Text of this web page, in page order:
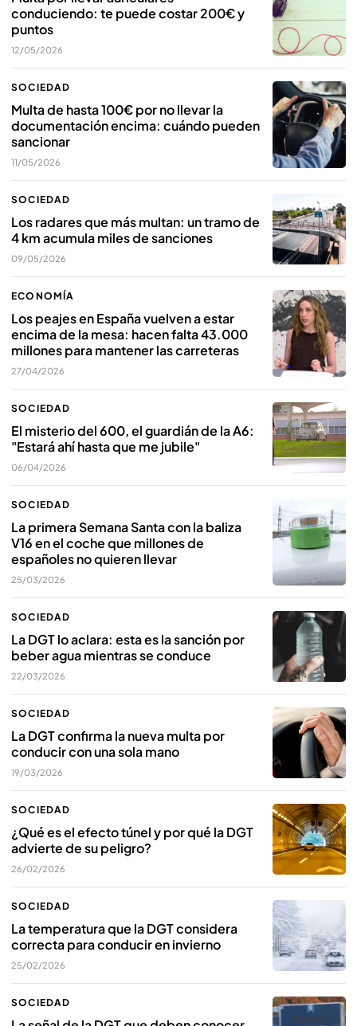
conduciendo: te puede costar 200€ y
puntos
12/05/2026
SOCIEDAD
Multa de hasta 100€ por no llevar la
documentación encima: cuándo pueden
sancionar
11/05/2026
SOCIEDAD
Los radares que más multan: un tramo de
4 km acumula miles de sanciones
09/05/2026
ECONOMÍA
Los peajes en España vuelven a estar
encima de la mesa: hacen falta 43.000
millones para mantener las carreteras
27/04/2026
SOCIEDAD
El misterio del 600, el guardián de la A6:
"Estará ahí hasta que me jubile"
06/04/2026
SOCIEDAD
La primera Semana Santa con la baliza
V16 en el coche que millones de
españoles no quieren llevar
25/03/2026
SOCIEDAD
La DGT lo aclara: esta es la sanción por
beber agua mientras se conduce
22/03/2026
SOCIEDAD
La DGT confirma la nueva multa por
conducir con una sola mano
19/03/2026
SOCIEDAD
¿Qué es el efecto túnel y por qué la DGT
advierte de su peligro?
26/02/2026
SOCIEDAD
La temperatura que la DGT considera
correcta para conducir en invierno
25/02/2026
SOCIEDAD